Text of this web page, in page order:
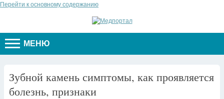
Перейти к основному содержанию
МЕНЮ
Зубной камень симптомы, как проявляется
болезнь, признаки